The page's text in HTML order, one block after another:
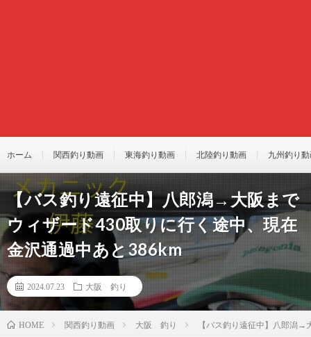
ホーム 関西釣り動画 東海釣り動画 北陸釣り動画 九州釣り
【バス釣り遠征中】八郎潟→大阪まで
ウィザード430取りに行く途中、現在
金沢通過中あと386km
2024.07.23 大阪 釣り
HOME 関西釣り動画 大阪 釣り 【バス釣り遠征中】八郎潟